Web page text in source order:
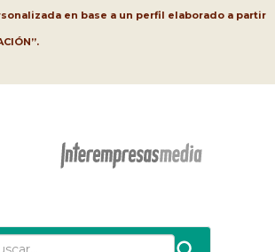
en base a un perfil elaborado a partir